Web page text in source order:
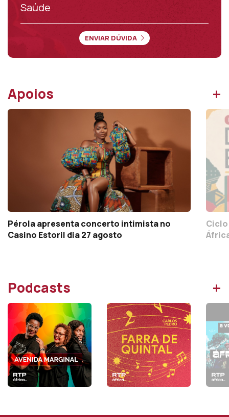
Saúde
ENVIAR DÚVIDA
Apoios +
Pérola apresenta concerto intimista no
Casino Estoril dia 27 agosto
Ciclo
Podcasts +